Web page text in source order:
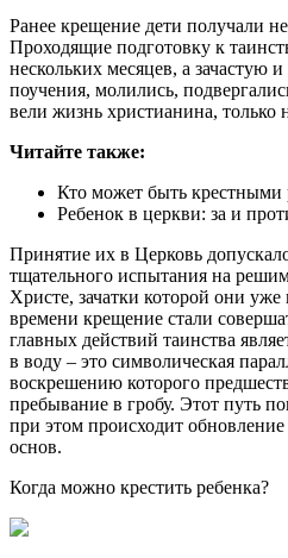
Ранее крещение дети получали
Проходящие подготовку к
нескольких месяцев, а зачастую
поучения, молились,
вели жизнь христианина, только
Читайте также:
Кто может быть крестными
Ребенок в церкви: за и
Принятие их в Церковь
тщательного испытания на
Христе, зачатки которой они
времени крещение стали
главных действий таинства
в воду – это символическая
воскрешению которого
пребывание в гробу. Этот путь
при этом происходит
основ.
Когда можно крестить ребенка?